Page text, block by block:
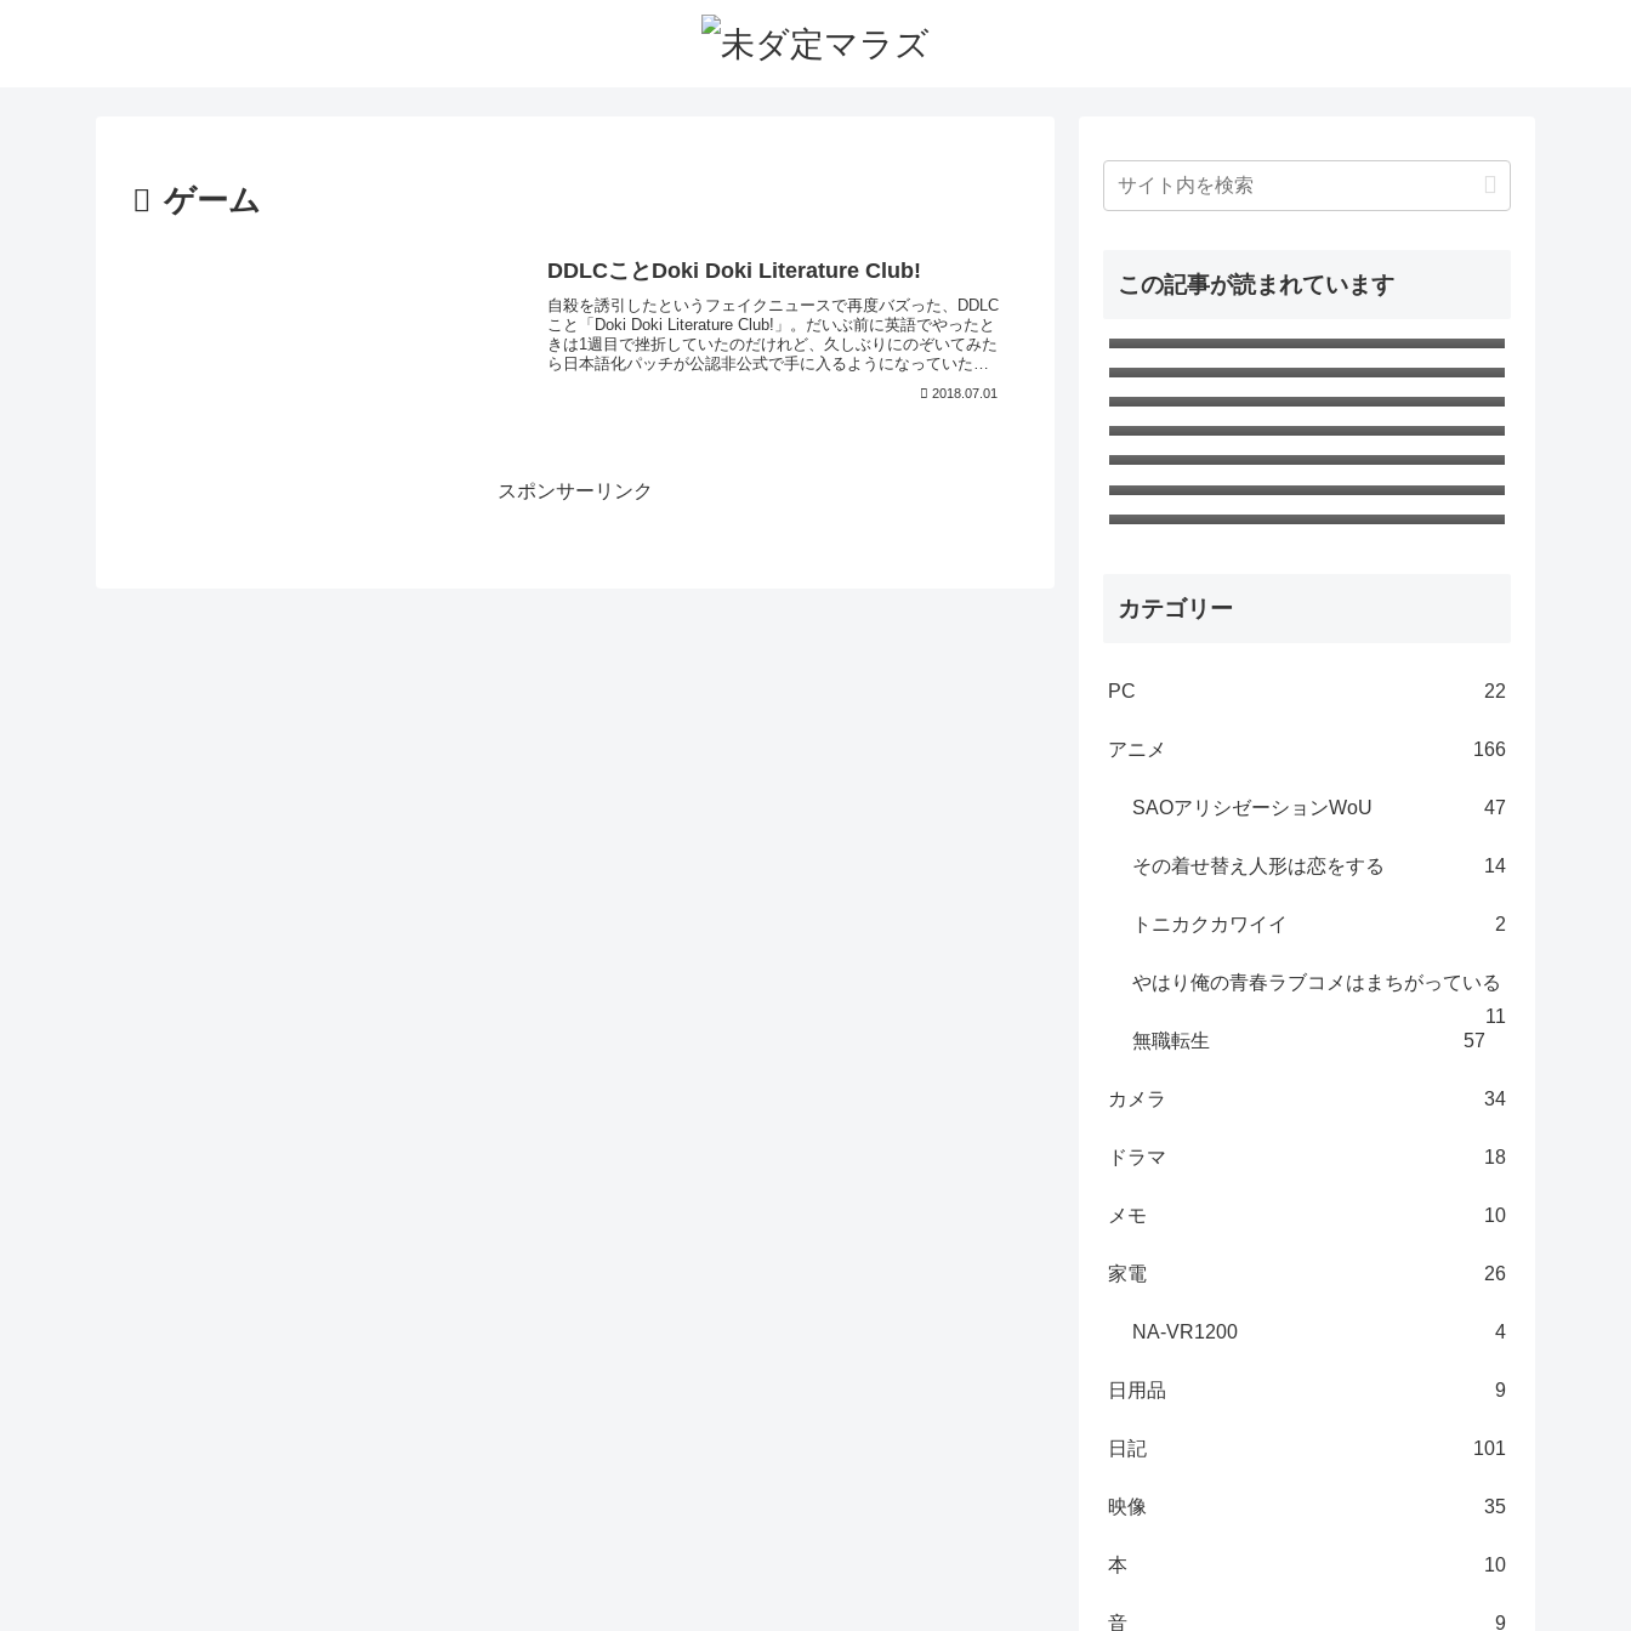
ゲーム
DDLCことDoki Doki Literature Club!
自殺を誘引したというフェイクニュースで再度バズった、DDLC
こと「Doki Doki Literature Club!」。だいぶ前に英語でやったと
きは1週目で挫折していたのだけれど、久しぶりにのぞいてみた
ら日本語化パッチが公認非公式で手に入るようになっていた。
2018.07.01
スポンサーリンク
この記事が読まれています
窓用エアコンがうるさい！ので対策
最終回「ニューワールド」ネタバレ
感想 新世界
無職転生Ⅱ 第18話「ターニングポイ
ント３」ネタバレ感想 さすがの神回
無職転生 第22話「現実（ユメ） 」ネ
タバレ感想 エリスの夢
無職転生Ⅱ 第24話「嗣ぐ」最終回ネ
タバレ感想
無職転生 第21話「ターニングポイン
ト2」ネタバレ感想 絶望しかない
無職転生 第8話「ターニングポイント
1」ネタバレ感想 第一部～完～
カテゴリー
PC 22
アニメ 166
SAOアリシゼーションWoU 47
その着せ替え人形は恋をする 14
トニカクカワイイ 2
やはり俺の青春ラブコメはまちがっている
11
無職転生
57
カメラ 34
ドラマ 18
メモ 10
家電 26
NA-VR1200 4
日用品 9
日記 101
映像 35
本 10
音 9